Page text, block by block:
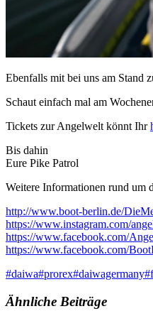
Ebenfalls mit bei uns am Stand
Schaut einfach mal am
Tickets zur Angelwelt könnt Ihr
Bis dahin
Eure Pike Patrol
Weitere Informationen rund
http://www.boot-berlin.de/
https://www.instagram.com/
https://www.facebook.com/
https://www.facebook.com/
#daiwa#prorex#daiwagermany#
Ähnliche Beiträge